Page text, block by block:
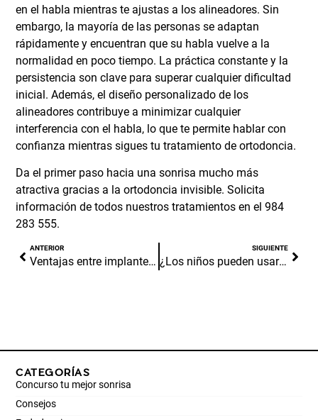
en el habla mientras te ajustas a los alineadores. Sin
embargo, la mayoría de las personas se adaptan
rápidamente y encuentran que su habla vuelve a la
normalidad en poco tiempo. La práctica constante y la
persistencia son clave para superar cualquier dificultad
inicial. Además, el diseño personalizado de los
alineadores contribuye a minimizar cualquier
interferencia con el habla, lo que te permite hablar con
confianza mientras sigues tu tratamiento de ortodoncia.
Da el primer paso hacia una sonrisa mucho más
atractiva gracias a laortodoncia invisible. Solicita
información de todos nuestros tratamientos en el984
283 555.
ANTERIOR
Ventajas entre implante dental y un puente fijo
SIGUIENTE
¿Los niños pueden usar alineadores invisibles?
CATEGORÍAS
Concurso tu mejor sonrisa
Consejos